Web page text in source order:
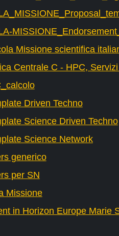
Missione scientifica
Centrale C - HPC,
Driven Techno
Science Driven Techno
Science Network
generico
per SN
Missione
in Horizon Europe Marie